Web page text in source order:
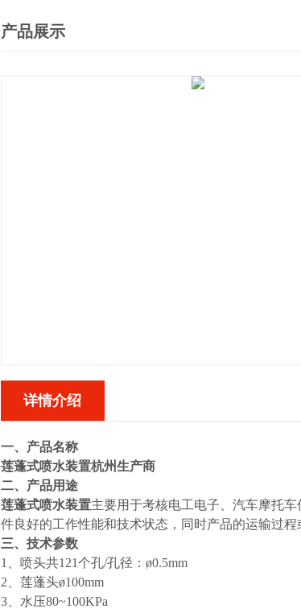
产品展示
详情介绍
一、产品名称
莲蓬式喷水装置杭州生产商
二、产品用途
莲蓬式喷水装置主要用于考核电工电子、汽车摩托
件良好的工作性能和技术状态，同时产品的运输过
三、技术参数
1、喷头共121个孔/孔径：ø0.5mm
2、莲蓬头ø100mm
3、水压80~100KPa